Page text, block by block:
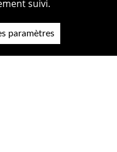
suivi.
paramètres